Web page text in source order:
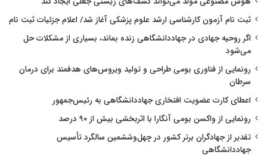
ثبت نام آزمون کارشناسی ارشد علوم پزشکی آغاز شد/ اعلام جزئیات ثبت نام
اگر روحیه جهادی در جهاددانشگاهی زنده بماند، بسیاری از مشکلات حل
می‌شود
رونمایی از فناوری بومی طراحی و تولید ویروس‌های هدفمند برای درمان
سرطان
اعطای کارت عضویت افتخاری جهاددانشگاهی به رئیس‌جمهور
رونمایی از واکسن بومی آنگارا با اثربخشی بیش از ۹۰ درصد
تقدیر از جهادگران برتر کشور در چهل‌وششمین سالگرد تأسیس
جهاددانشگاهی